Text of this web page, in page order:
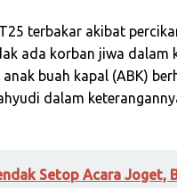
terbakar akibat
ada korban jiwa dalam
buah kapal (ABK)
dalam
Setop Acara Joget,